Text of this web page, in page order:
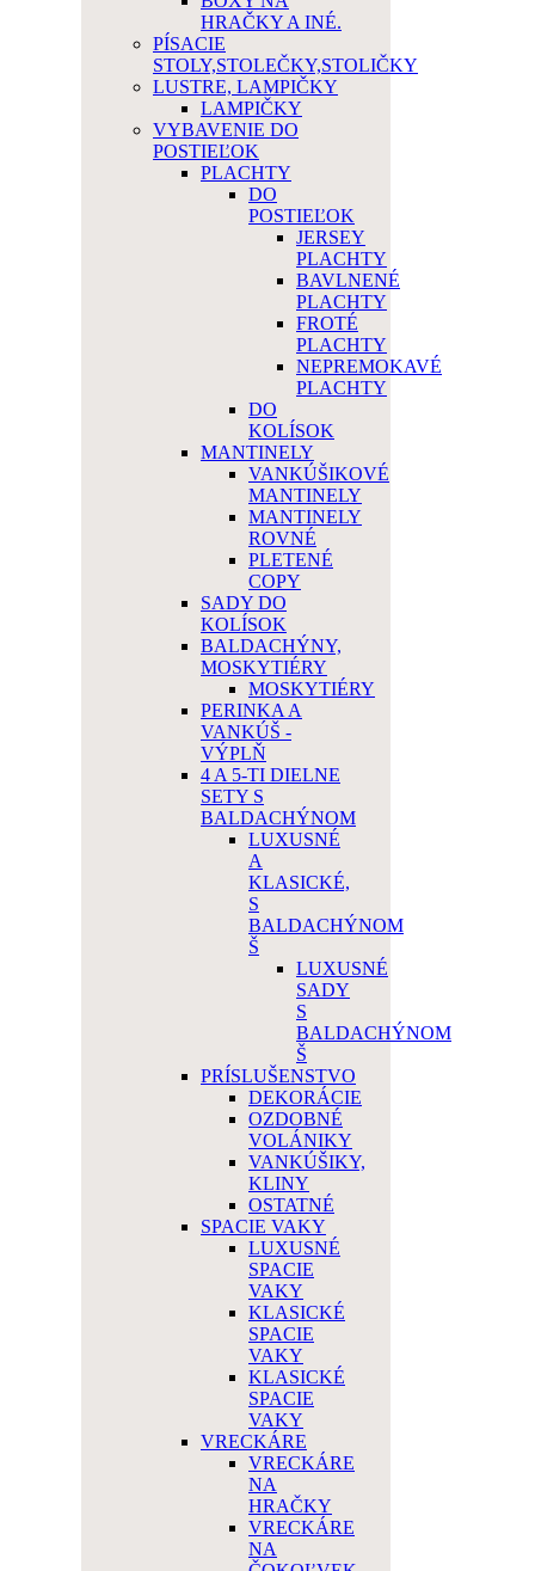
HRAČKY A INÉ.
PÍSACIE
STOLY,STOLEČKY,STOLIČKY
LUSTRE, LAMPIČKY
LAMPIČKY
VYBAVENIE DO
POSTIEĽOK
PLACHTY
DO
POSTIEĽOK
JERSEY
PLACHTY
BAVLNENÉ
PLACHTY
FROTÉ
PLACHTY
NEPREMOKAVÉ
PLACHTY
DO
KOLÍSOK
MANTINELY
VANKÚŠIKOVÉ
MANTINELY
MANTINELY
ROVNÉ
PLETENÉ
COPY
SADY DO
KOLÍSOK
BALDACHÝNY,
MOSKYTIÉRY
MOSKYTIÉRY
PERINKA A
VANKÚŠ -
VÝPLŇ
4 A 5-TI DIELNE
SETY S
BALDACHÝNOM
LUXUSNÉ
A
KLASICKÉ,
S
BALDACHÝNOM
Š
LUXUSNÉ
SADY
S
BALDACHÝNOM
Š
PRÍSLUŠENSTVO
DEKORÁCIE
OZDOBNÉ
VOLÁNIKY
VANKÚŠIKY,
KLINY
OSTATNÉ
SPACIE VAKY
LUXUSNÉ
SPACIE
VAKY
KLASICKÉ
SPACIE
VAKY
KLASICKÉ
SPACIE
VAKY
VRECKÁRE
VRECKÁRE
NA
HRAČKY
VRECKÁRE
NA